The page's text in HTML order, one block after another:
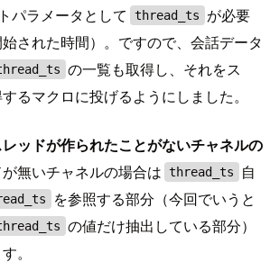
パラメータとして thread_ts
が必要
された時間）。ですので、会話データ
の一覧も取得し、それをス
るマクロに投げるようにしました。
ッドが作られたことがないチャネルの
無いチャネルの場合は thread_ts
自
を参照する部分（今回でいうと
の値だけ抽出している部分）
。